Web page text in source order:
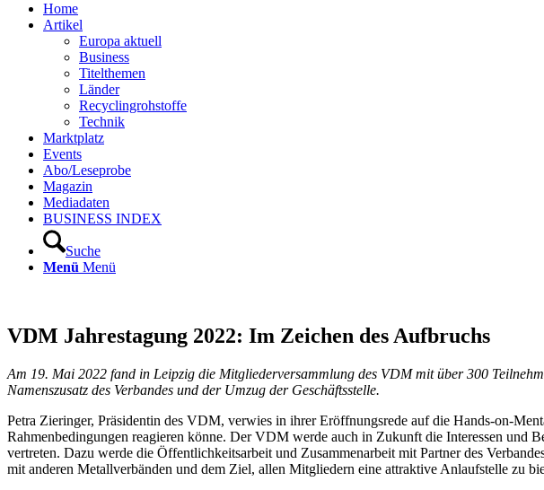
Home
Artikel
Europa aktuell
Business
Titelthemen
Länder
Recyclingrohstoffe
Technik
Marktplatz
Events
Abo/Leseprobe
Magazin
Mediadaten
BUSINESS INDEX
Suche
Menü Menü
VDM Jahrestagung 2022: Im Zeichen des Aufbruchs
Am 19. Mai 2022 fand in Leipzig die Mitgliederversammlung des VDM mit über 300
Namenszusatz des Verbandes und der Umzug der Geschäftsstelle.
Petra Zieringer, Präsidentin des VDM, verwies in ihrer Eröffnungsrede auf die Hands-on-
Rahmenbedingungen reagieren könne. Der VDM werde auch in Zukunft die Interessen
vertreten. Dazu werde die Öffentlichkeitsarbeit und Zusammenarbeit mit Partner des
mit anderen Metallverbänden und dem Ziel, allen Mitgliedern eine attraktive Anlaufstelle zu